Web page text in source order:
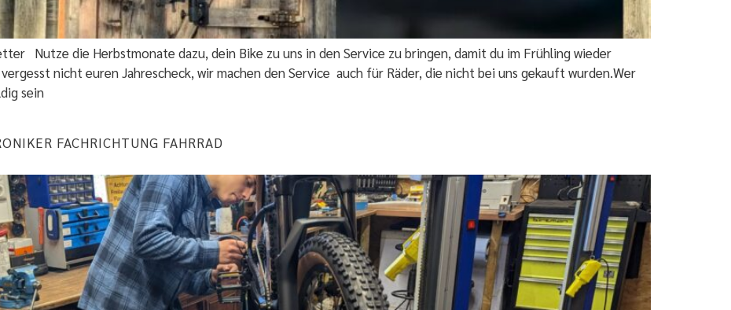
Nutze die Herbstmonate dazu, dein Bike zu uns in den Service zu bringen, damit du im Frühling wieder
nicht euren Jahrescheck, wir machen den Service auch für Räder, die nicht bei uns gekauft wurden.Wer
sein
FACHRICHTUNG FAHRRAD